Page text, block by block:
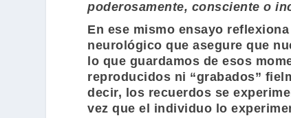
poderosamente, consciente o
En ese mismo ensayo
neurológico que asegure que
lo que guardamos de esos
reproducidos ni “grabados”
decir, los recuerdos se
vez que el individuo lo